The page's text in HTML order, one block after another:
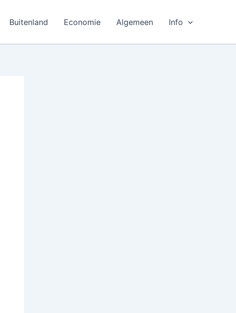
Buitenland Economie Algemeen Info